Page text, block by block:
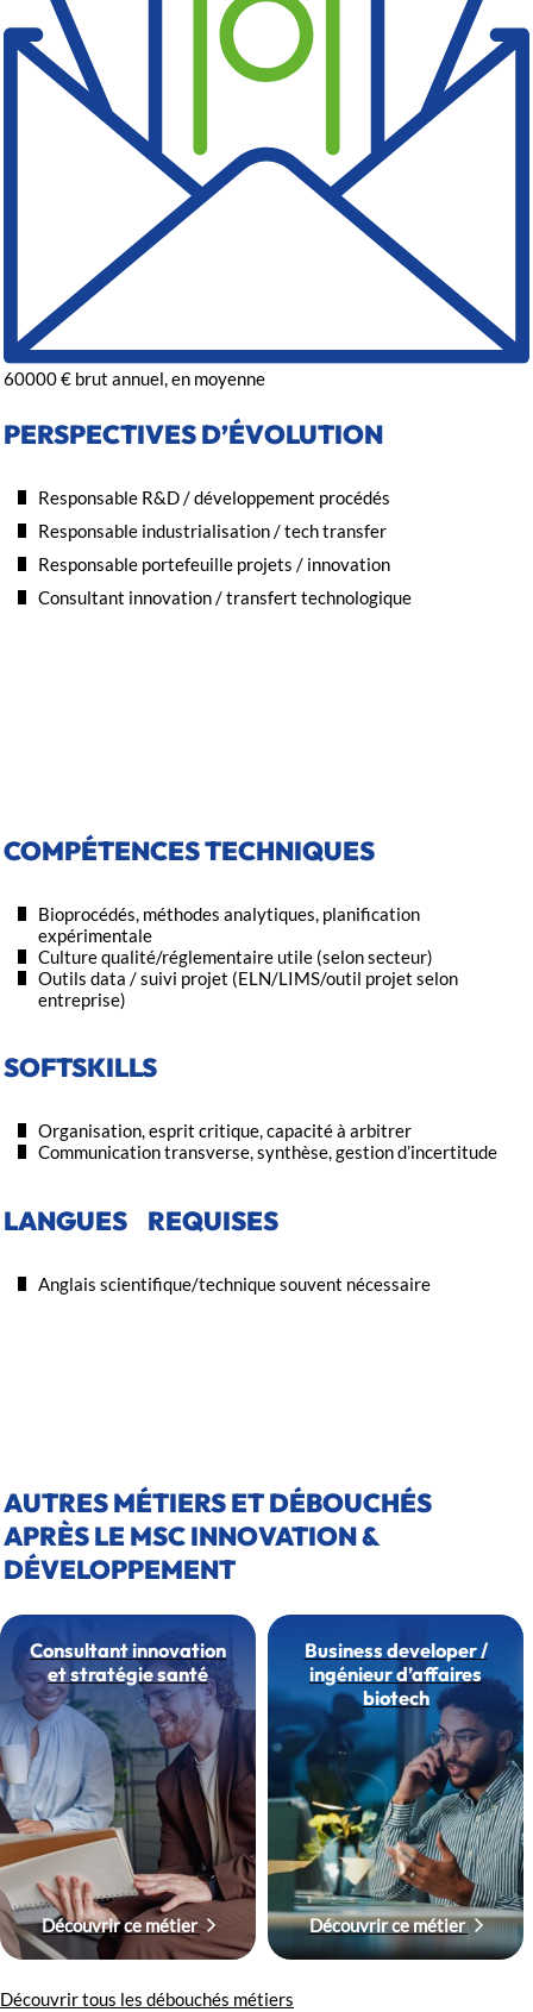
60000€ brut annuel, en moyenne
PERSPECTIVES D’ÉVOLUTION
Responsable R&D / développement procédés
Responsable industrialisation / tech transfer
Responsable portefeuille projets / innovation
Consultant innovation / transfert technologique
COMPÉTENCES TECHNIQUES
Bioprocédés, méthodes analytiques, planification
expérimentale
Culture qualité/réglementaire utile (selon secteur)
Outils data / suivi projet (ELN/LIMS/outil projet selon
entreprise)
SOFTSKILLS
Organisation, esprit critique, capacité à arbitrer
Communication transverse, synthèse, gestion d’incertitude
LANGUES REQUISES
Anglais scientifique/technique souvent nécessaire
AUTRES MÉTIERS ET DÉBOUCHÉS
APRÈS LE MSC INNOVATION &
DÉVELOPPEMENT
Consultant innovation
et stratégie santé
Découvrir ce métier
Business developer /
ingénieur d’affaires
biotech
Découvrir ce métier
Découvrir tous les débouchés métiers